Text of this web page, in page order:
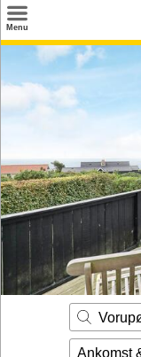
Menu
Tilbud
Inspiration
Info
Kontakt
Udlejning af
Ejer
Ankomst